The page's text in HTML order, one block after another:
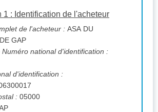
1 : Identification de l'acheteur
de l'acheteur : ASA DU
GAP
Numéro national d'identification :
d'identification :
: 05000